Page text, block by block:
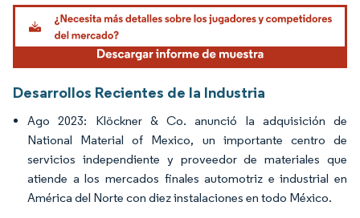
Imagen © Mordor Intelligence. El uso requiere atribución según CC BY 4.0.
Desarrollos Recientes de la Industria
Ago 2023: Klöckner & Co. anunció la adquisición de
National Material of Mexico, un importante centro de
servicios independiente y proveedor de materiales que
atiende a los mercados finales automotriz e industrial en
América del Norte con diez instalaciones en todo México.